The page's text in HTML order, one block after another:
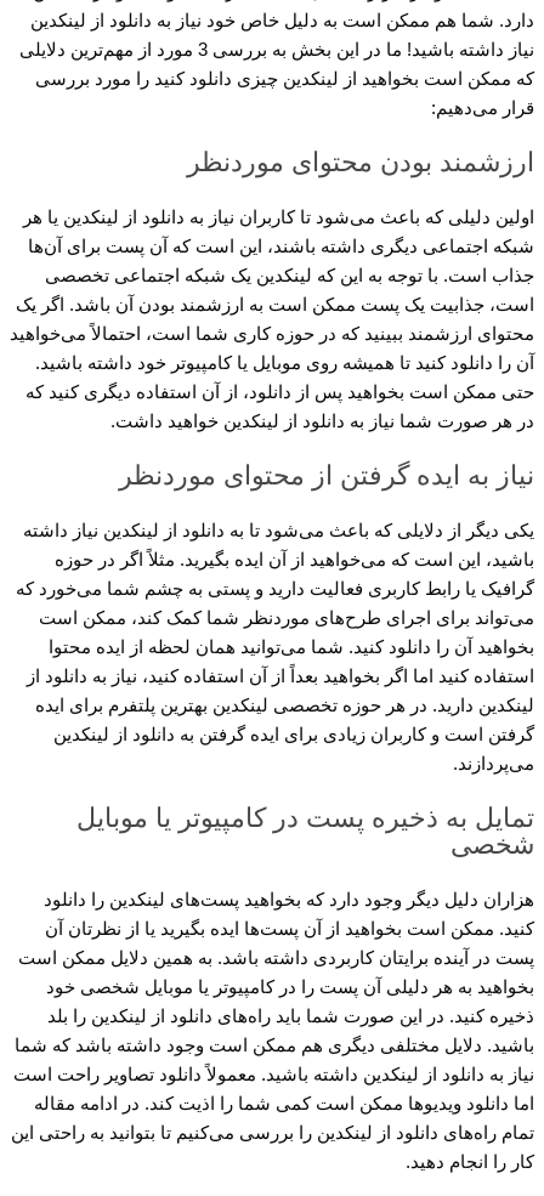
دارد. شما هم ممکن است به دلیل خاص خود نیاز به دانلود از لینکدین
نیاز داشته باشید! ما در این بخش به بررسی 3 مورد از مهم‌ترین دلایلی
که ممکن است بخواهید از لینکدین چیزی دانلود کنید را مورد بررسی
قرار می‌دهیم:
ارزشمند بودن محتوای موردنظر
اولین دلیلی که باعث می‌شود تا کاربران نیاز به دانلود از لینکدین یا هر
شبکه اجتماعی دیگری داشته باشند، این است که آن پست برای آن‌ها
جذاب است. با توجه به این که لینکدین یک شبکه اجتماعی تخصصی
است، جذابیت یک پست ممکن است به ارزشمند بودن آن باشد. اگر یک
محتوای ارزشمند ببینید که در حوزه کاری شما است، احتمالاً می‌خواهید
آن را دانلود کنید تا همیشه روی موبایل یا کامپیوتر خود داشته باشید.
حتی ممکن است بخواهید پس از دانلود، از آن استفاده دیگری کنید که
در هر صورت شما نیاز به دانلود از لینکدین خواهید داشت.
نیاز به ایده گرفتن از محتوای موردنظر
یکی دیگر از دلایلی که باعث می‌شود تا به دانلود از لینکدین نیاز داشته
باشید، این است که می‌خواهید از آن ایده بگیرید. مثلاً اگر در حوزه
گرافیک یا رابط کاربری فعالیت دارید و پستی به چشم شما می‌خورد که
می‌تواند برای اجرای طرح‌های موردنظر شما کمک کند، ممکن است
بخواهید آن را دانلود کنید. شما می‌توانید همان لحظه از ایده محتوا
استفاده کنید اما اگر بخواهید بعداً از آن استفاده کنید، نیاز به دانلود از
لینکدین دارید. در هر حوزه‌ تخصصی لینکدین بهترین پلتفرم برای ایده
گرفتن است و کاربران زیادی برای ایده گرفتن به دانلود از لینکدین
می‌پردازند.
تمایل به ذخیره پست در کامپیوتر یا موبایل
شخصی
هزاران دلیل دیگر وجود دارد که بخواهید پست‌های لینکدین را دانلود
کنید. ممکن است بخواهید از آن پست‌ها ایده بگیرید یا از نظرتان آن
پست در آینده برایتان کاربردی داشته باشد. به همین دلایل ممکن است
بخواهید به هر دلیلی آن پست را در کامپیوتر یا موبایل شخصی خود
ذخیره کنید. در این صورت شما باید راه‌های دانلود از لینکدین را بلد
باشید. دلایل مختلفی دیگری هم ممکن است وجود داشته باشد که شما
نیاز به دانلود از لینکدین داشته باشید. معمولاً دانلود تصاویر راحت است
اما دانلود ویدیوها ممکن است کمی شما را اذیت کند. در ادامه مقاله
تمام راه‌های دانلود از لینکدین را بررسی می‌کنیم تا بتوانید به راحتی این
کار را انجام دهید.